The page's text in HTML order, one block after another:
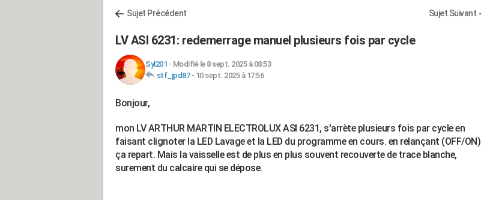
Sujet Précédent Sujet Suivant
LV ASI 6231: redemerrage manuel plusieurs fois par cycle
Syl201 - Modifié le 8 sept. 2025 à 08:53
stf_jpd87- 10 sept. 2025 à 17:56
Bonjour,
mon LV ARTHUR MARTIN ELECTROLUX ASI 6231, s'arrète plusieurs fois par cycle en
faisant clignoter la LED Lavage et la LED du programme en cours. en relançant (OFF/ON)
ça repart. Mais la vaisselle est de plus en plus souvent recouverte de trace blanche,
surement du calcaire qui se dépose.